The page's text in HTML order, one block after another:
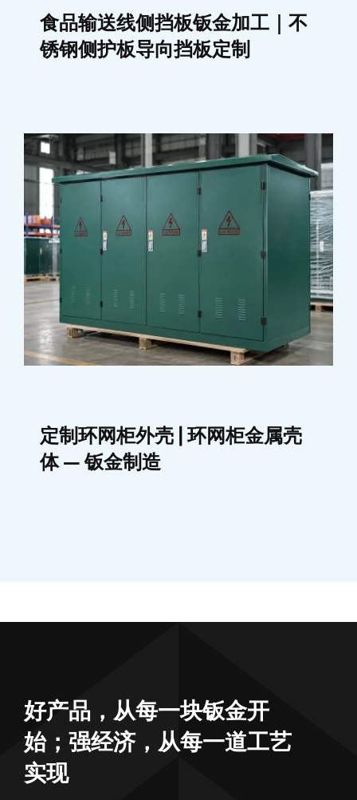
食品输送线侧挡板钣金加工｜不
锈钢侧护板导向挡板定制
定制环网柜外壳 | 环网柜金属壳
体 — 钣金制造
好产品，从每一块钣金开
始；强经济，从每一道工艺
实现